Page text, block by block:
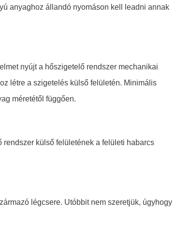
anyaghoz állandó nyomáson kell leadni annak
nyújt a hőszigetelő rendszer mechanikai
létre a szigetelés külső felületén. Minimális
méretétől függően.
külső felületének a felületi habarcs
légcsere. Utóbbit nem szeretjük, úgyhogy